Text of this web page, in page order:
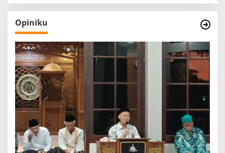
Opiniku